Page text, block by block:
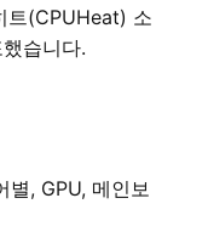
트(CPUHeat) 소
습니다.
, GPU, 메인보